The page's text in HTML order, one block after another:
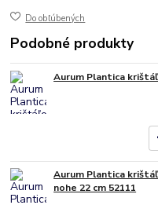
Do obľúbených
Podobné produkty
Aurum Plantica
Aurum Plantica
nohe 22 cm 52111